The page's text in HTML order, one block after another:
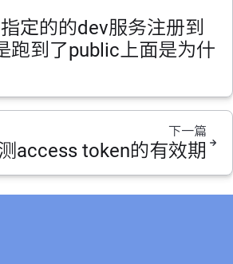
定的的dev服务注册到
跑到了public上面是为什
下一篇
access token的有效期